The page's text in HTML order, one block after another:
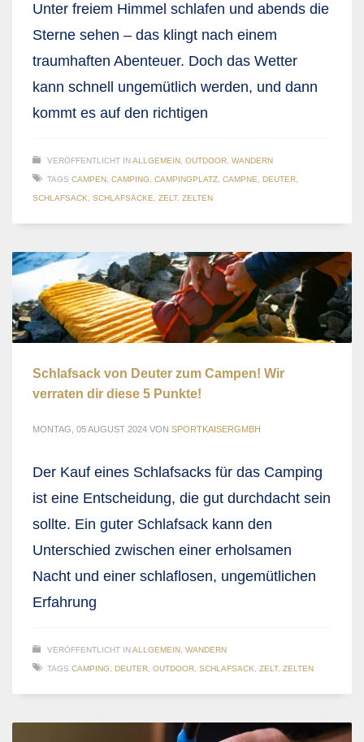
Unter freiem Himmel schlafen und abends die
Sterne sehen – das klingt nach einem
traumhaften Abenteuer. Doch das Wetter
kann schnell ungemütlich werden, und dann
kommt es auf den richtigen
VERÖFFENTLICHT INALLGEMEIN OUTDOOR WANDERN
TAGS CAMPEN CAMPING CAMPINGPLATZ CAMPNE DEUTER
SCHLAFSACK SCHLAFSÄCKE ZELT, ZELTEN
Schlafsack von Deuter zum Campen! Wir
verraten dir diese 5 Punkte!
MONTAG, 05 AUGUST 2024 VON SPORTKAISERGMBH
Der Kauf eines Schlafsacks für das Camping
ist eine Entscheidung, die gut durchdacht sein
sollte. Ein guter Schlafsack kann den
Unterschied zwischen einer erholsamen
Nacht und einer schlaflosen, ungemütlichen
Erfahrung
VERÖFFENTLICHT INALLGEMEIN WANDERN
TAGS CAMPING DEUTER OUTDOOR SCHLAFSACK ZELT, ZELTEN